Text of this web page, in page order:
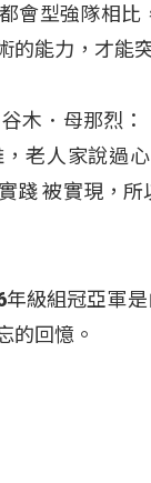
會型強隊相
的能力，才能
木．母那烈
老人家說過
踐 被實現，
級組冠亞軍
的回憶。